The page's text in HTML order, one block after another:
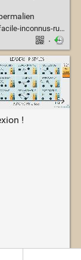
inconnus-russie/
·
!